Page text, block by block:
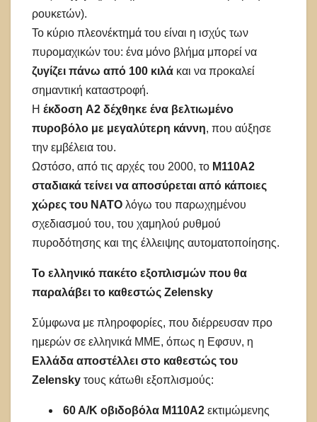
ρουκετών).
Το κύριο πλεονέκτημά του είναι η ισχύς των
πυρομαχικών του: ένα μόνο βλήμα μπορεί να
ζυγίζει πάνω από 100 κιλά και να προκαλεί
σημαντική καταστροφή.
Η έκδοση A2 δέχθηκε ένα βελτιωμένο
πυροβόλο με μεγαλύτερη κάννη, που αύξησε
την εμβέλεια του.
Ωστόσο, από τις αρχές του 2000, το M110A2
σταδιακά τείνει να αποσύρεται από κάποιες
χώρες του ΝΑΤΟ λόγω του παρωχημένου
σχεδιασμού του, του χαμηλού ρυθμού
πυροδότησης και της έλλειψης αυτοματοποίησης.
To ελληνικό πακέτο εξοπλισμών που θα
παραλάβει το καθεστώς Zelensky
Σύμφωνα με πληροφορίες, που διέρρευσαν προ
ημερών σε ελληνικά ΜΜΕ, όπως η Εφσυν, η
Ελλάδα αποστέλλει στο καθεστώς του
Zelensky τους κάτωθι εξοπλισμούς:
60 A/K οβιδοβόλα M110A2 εκτιμώμενης